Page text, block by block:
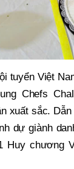
tuyển Việt
Chefs
xuất sắc.
dự giành
Huy chương